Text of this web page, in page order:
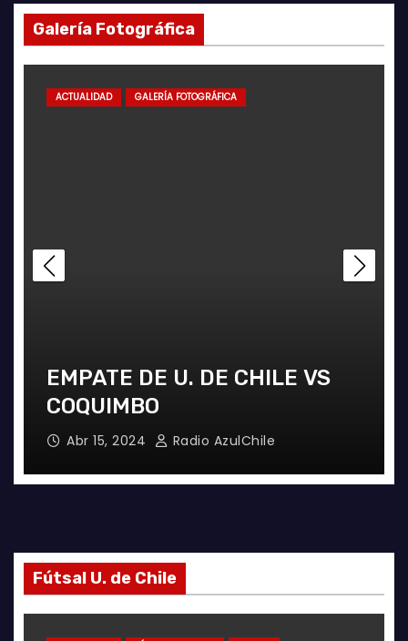
Galería Fotográfica
ACTUALIDAD GALERÍA FOTOGRÁFICA
PUNTEROS EN LA CANCHA Y
EN LA GALERÍA
Abr 8, 2024 Radio AzulChile
Fútsal U. de Chile